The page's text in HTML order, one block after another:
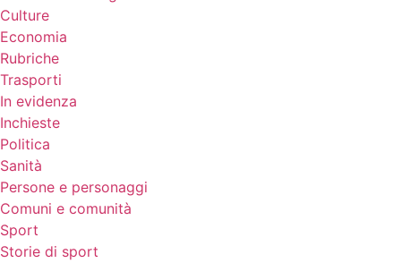
Culture
Economia
Rubriche
Trasporti
In evidenza
Inchieste
Politica
Sanità
Persone e personaggi
Comuni e comunità
Sport
Storie di sport